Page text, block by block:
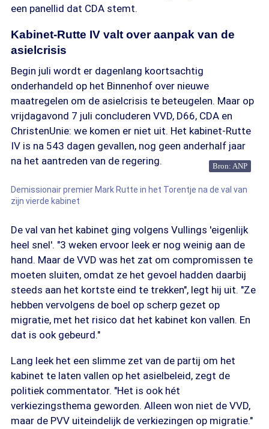
een panellid dat CDA stemt.
Kabinet-Rutte IV valt over aanpak van de
asielcrisis
Begin juli wordt er dagenlang koortsachtig
onderhandeld op het Binnenhof over nieuwe
maatregelen om de asielcrisis te beteugelen. Maar op
vrijdagavond 7 juli concluderen VVD, D66, CDA en
ChristenUnie: we komen er niet uit. Het kabinet-Rutte
IV is na 543 dagen gevallen, nog geen anderhalf jaar
na het aantreden van de regering.
Bron: ANP
Demissionair premier Mark Rutte in het Torentje na de val van
zijn vierde kabinet
De val van het kabinet ging volgens Vullings 'eigenlijk
heel snel'. "3 weken ervoor leek er nog weinig aan de
hand. Maar de VVD was het zat om compromissen te
moeten sluiten, omdat ze het gevoel hadden daarbij
steeds aan het kortste eind te trekken", legt hij uit. "Ze
hebben vervolgens de boel op scherp gezet op
migratie, met het risico dat het kabinet kon vallen. En
dat is ook gebeurd."
Lang leek het een slimme zet van de partij om het
kabinet te laten vallen op het asielbeleid, zegt de
politiek commentator. "Het is ook hét
verkiezingsthema geworden. Alleen won niet de VVD,
maar de PVV uiteindelijk de verkiezingen op migratie."